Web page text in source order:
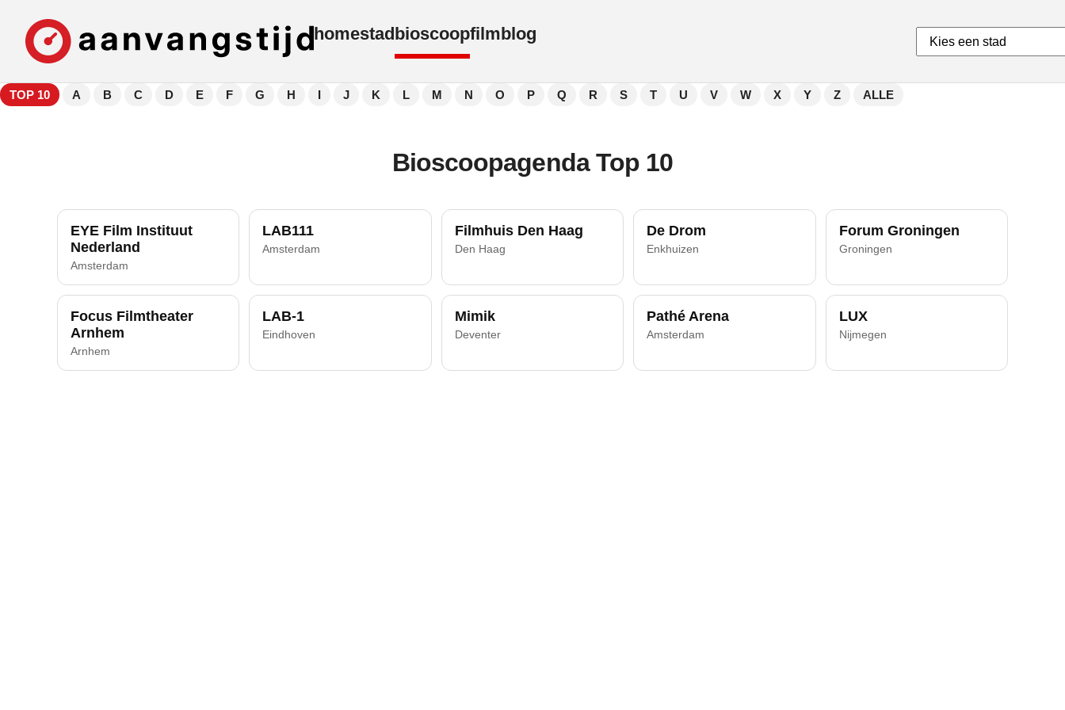
homestadbioscoopfilmblog
TOP 10 A B C D E F G H I J K L M N O P Q R S T U V W X Y Z ALLE
Bioscoopagenda Top 10
EYE Film Instituut
Nederland
Amsterdam
LAB111
Amsterdam
Filmhuis Den Haag
Den Haag
De Drom
Enkhuizen
Forum Groningen
Groningen
Focus Filmtheater
Arnhem
Arnhem
LAB-1
Eindhoven
Mimik
Deventer
Pathé Arena
Amsterdam
LUX
Nijmegen